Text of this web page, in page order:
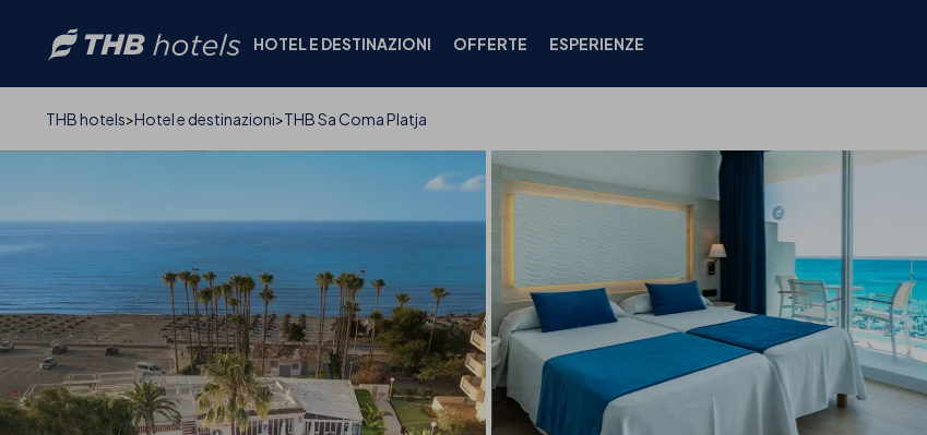
HOTEL E DESTINAZIONI OFFERTE ESPERIENZE
FOTO E VIDEO HOTEL CAMERE POSIZIONE
THB hotels Hotel e destinazioni THB Sa Coma Platja